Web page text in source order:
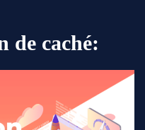
de caché: